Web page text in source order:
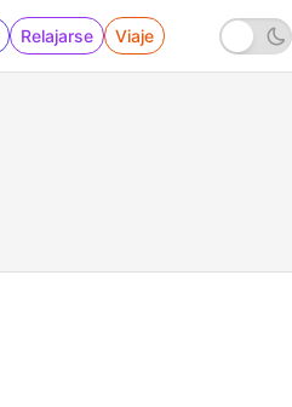
Relajarse Viaje